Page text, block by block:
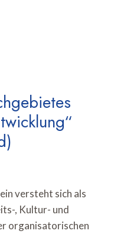
versteht sich als
, Kultur- und
organisatorischen